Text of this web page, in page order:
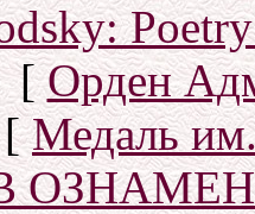
[Орден
[Медаль